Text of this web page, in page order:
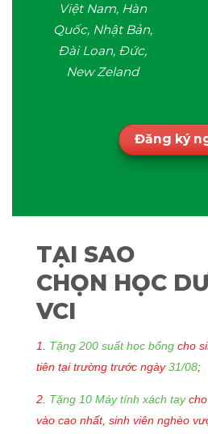
Việt Nam, Hàn
Quốc, Nhật Bản,
Đài Loan, Đức,
New Zeland
Đăng ký
TẠI SAO
CHỌN HỌC
VCI
1. Tặng 200 suất học bổng cho
tiên tại trường trước ngày 31/08;
2. Tặng 10 Máy tính xách taycho
vào cao nhất, sinh viên nghèo